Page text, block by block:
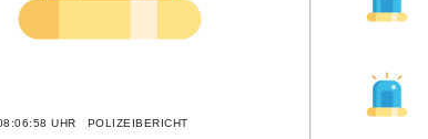
UHR POLIZEIBERICHT